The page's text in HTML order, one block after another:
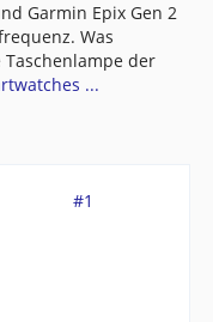
Garmin Epix Gen 2
Was
der
...
#1